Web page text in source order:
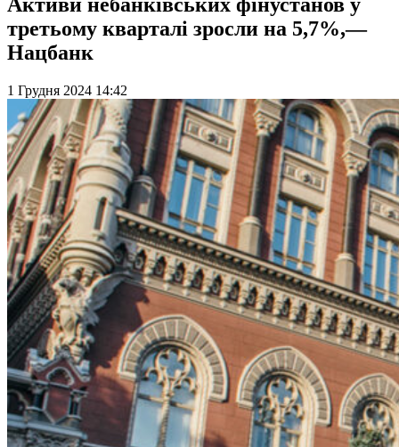
третьому кварталі зросли на 5,7%,—
Нацбанк
1 Грудня 2024 14:42